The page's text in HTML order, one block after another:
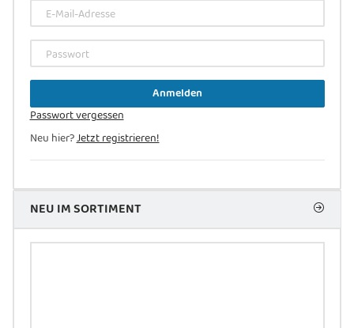
E-Mail-Adresse
Passwort
Anmelden
Passwort vergessen
Neu hier?Jetzt registrieren!
NEU IM SORTIMENT